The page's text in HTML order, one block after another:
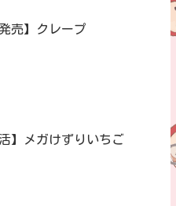
発売】クレープ
活】メガけずりいちご